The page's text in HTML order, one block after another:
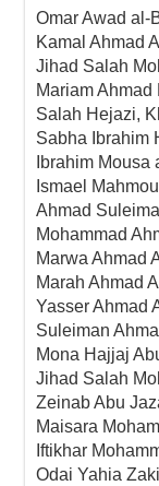
Omar Awad al-
Kamal Ahmad
Jihad Salah
Mariam
Salah Hejazi,
Sabha Ibrahim
Ibrahim
Ismael
Ahmad
Mohammad
Marwa Ahmad
Marah Ahmad
Yasser Ahmad
Suleiman
Mona Hajjaj
Jihad Salah
Zeinab Abu
Maisara
Iftikhar
Odai Yahia